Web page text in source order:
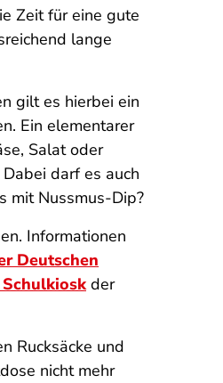
Zeit für eine gute
lange
gilt es hierbei ein
Ein elementarer
Salat oder
darf es auch
mit Nussmus-Dip?
Informationen
Deutschen
der
Rucksäcke und
nicht mehr